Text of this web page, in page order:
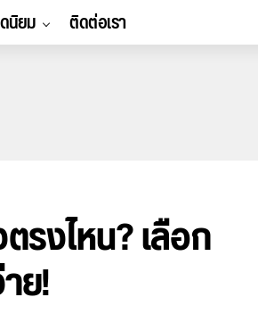
นิยม ติดต่อเรา
งไหน? เลือก
ย!